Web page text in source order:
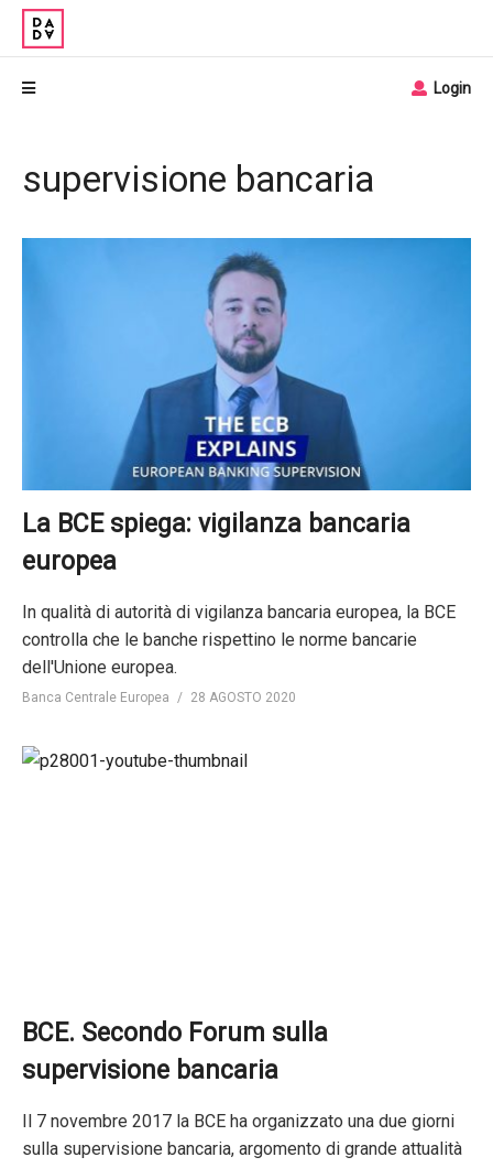
Login
supervisione bancaria
La BCE spiega: vigilanza bancaria
europea
In qualità di autorità di vigilanza bancaria europea, la BCE
controlla che le banche rispettino le norme bancarie
dell'Unione europea.
Banca Centrale Europea 28 AGOSTO 2020
BCE. Secondo Forum sulla
supervisione bancaria
Il 7 novembre 2017 la BCE ha organizzato una due giorni
sulla supervisione bancaria, argomento di grande attualità